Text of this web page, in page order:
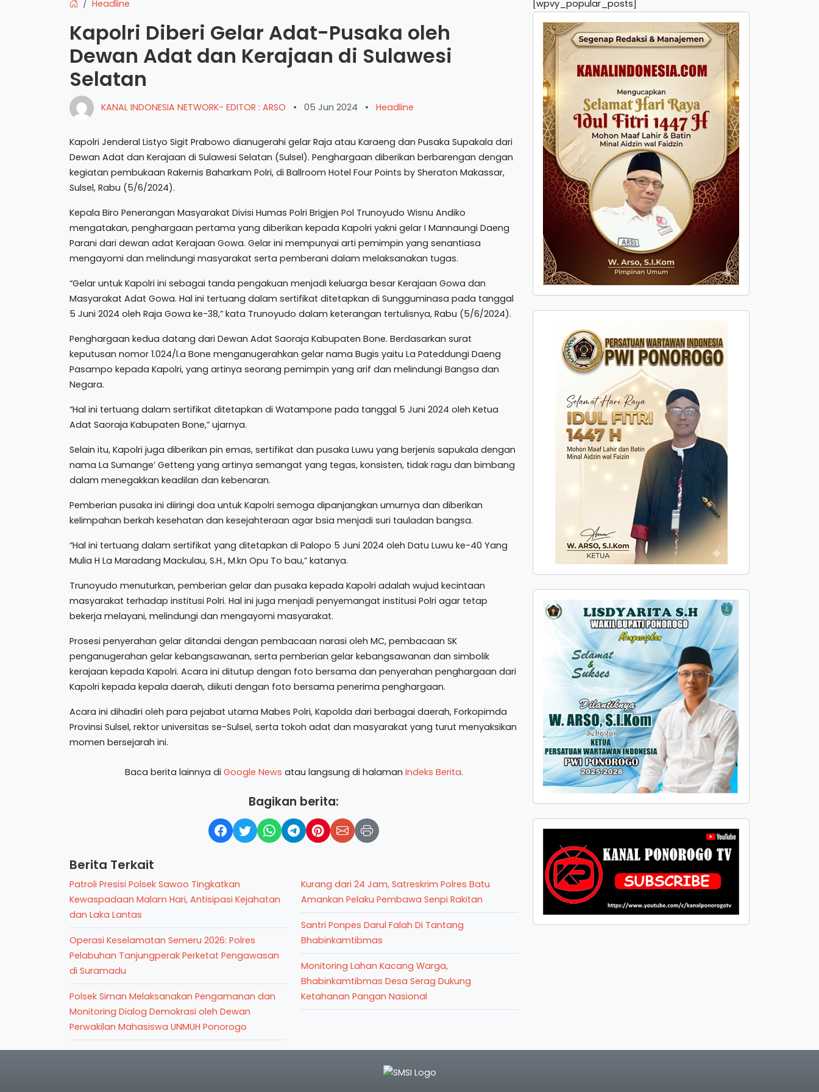
Headline
Kapolri Diberi Gelar Adat-Pusaka oleh
Dewan Adat dan Kerajaan di Sulawesi
Selatan
KANAL INDONESIA NETWORK- EDITOR : ARSO • 05 Jun 2024 • Headline
Kapolri Jenderal Listyo Sigit Prabowo dianugerahi gelar Raja atau Karaeng dan Pusaka Supakala dari
Dewan Adat dan Kerajaan di Sulawesi Selatan (Sulsel). Penghargaan diberikan berbarengan dengan
kegiatan pembukaan Rakernis Baharkam Polri, di Ballroom Hotel Four Points by Sheraton Makassar,
Sulsel, Rabu (5/6/2024).
Kepala Biro Penerangan Masyarakat Divisi Humas Polri Brigjen Pol Trunoyudo Wisnu Andiko
mengatakan, penghargaan pertama yang diberikan kepada Kapolri yakni gelar I Mannaungi Daeng
Parani dari dewan adat Kerajaan Gowa. Gelar ini mempunyai arti pemimpin yang senantiasa
mengayomi dan melindungi masyarakat serta pemberani dalam melaksanakan tugas.
“Gelar untuk Kapolri ini sebagai tanda pengakuan menjadi keluarga besar Kerajaan Gowa dan
Masyarakat Adat Gowa. Hal ini tertuang dalam sertifikat ditetapkan di Sungguminasa pada tanggal
5 Juni 2024 oleh Raja Gowa ke-38,” kata Trunoyudo dalam keterangan tertulisnya, Rabu (5/6/2024).
Penghargaan kedua datang dari Dewan Adat Saoraja Kabupaten Bone. Berdasarkan surat
keputusan nomor 1.024/l.a Bone menganugerahkan gelar nama Bugis yaitu La Pateddungi Daeng
Pasampo kepada Kapolri, yang artinya seorang pemimpin yang arif dan melindungi Bangsa dan
Negara.
“Hal ini tertuang dalam sertifikat ditetapkan di Watampone pada tanggal 5 Juni 2024 oleh Ketua
Adat Saoraja Kabupaten Bone,” ujarnya.
Selain itu, Kapolri juga diberikan pin emas, sertifikat dan pusaka Luwu yang berjenis sapukala dengan
nama La Sumange’ Getteng yang artinya semangat yang tegas, konsisten, tidak ragu dan bimbang
dalam menegakkan keadilan dan kebenaran.
Pemberian pusaka ini diiringi doa untuk Kapolri semoga dipanjangkan umurnya dan diberikan
kelimpahan berkah kesehatan dan kesejahteraan agar bsia menjadi suri tauladan bangsa.
“Hal ini tertuang dalam sertifikat yang ditetapkan di Palopo 5 Juni 2024 oleh Datu Luwu ke-40 Yang
Mulia H La Maradang Mackulau, S.H., M.kn Opu To bau,” katanya.
Trunoyudo menuturkan, pemberian gelar dan pusaka kepada Kapolri adalah wujud kecintaan
masyarakat terhadap institusi Polri. Hal ini juga menjadi penyemangat institusi Polri agar tetap
bekerja melayani, melindungi dan mengayomi masyarakat.
Prosesi penyerahan gelar ditandai dengan pembacaan narasi oleh MC, pembacaan SK
penganugerahan gelar kebangsawanan, serta pemberian gelar kebangsawanan dan simbolik
kerajaan kepada Kapolri. Acara ini ditutup dengan foto bersama dan penyerahan penghargaan dari
Kapolri kepada kepala daerah, diikuti dengan foto bersama penerima penghargaan.
Acara ini dihadiri oleh para pejabat utama Mabes Polri, Kapolda dari berbagai daerah, Forkopimda
Provinsi Sulsel, rektor universitas se-Sulsel, serta tokoh adat dan masyarakat yang turut menyaksikan
momen bersejarah ini.
Baca berita lainnya di Google News atau langsung di halaman Indeks Berita.
Bagikan berita:
Berita Terkait
Patroli Presisi Polsek Sawoo Tingkatkan
Kewaspadaan Malam Hari, Antisipasi Kejahatan
dan Laka Lantas
Operasi Keselamatan Semeru 2026: Polres
Pelabuhan Tanjungperak Perketat Pengawasan
di Suramadu
Polsek Siman Melaksanakan Pengamanan dan
Monitoring Dialog Demokrasi oleh Dewan
Perwakilan Mahasiswa UNMUH Ponorogo
Kurang dari 24 Jam, Satreskrim Polres Batu
Amankan Pelaku Pembawa Senpi Rakitan
Santri Ponpes Darul Falah Di Tantang
Bhabinkamtibmas
Monitoring Lahan Kacang Warga,
Bhabinkamtibmas Desa Serag Dukung
Ketahanan Pangan Nasional
[wpvy_popular_posts]